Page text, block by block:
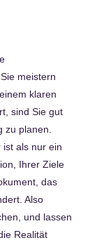
meistern
klaren
sind Sie gut
zu planen.
ist als nur ein
Ihrer Ziele
das
Also
und lassen
Realität